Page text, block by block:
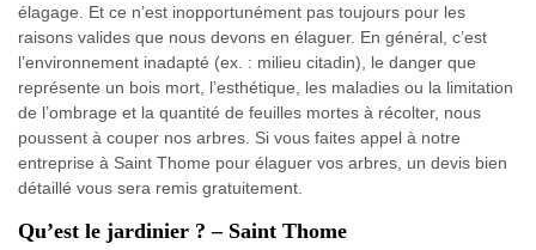
élagage. Et ce n’est inopportunément pas toujours pour les
raisons valides que nous devons en élaguer. En général, c’est
l’environnement inadapté (ex. : milieu citadin), le danger que
représente un bois mort, l’esthétique, les maladies ou la limitation
de l’ombrage et la quantité de feuilles mortes à récolter, nous
poussent à couper nos arbres. Si vous faites appel à notre
entreprise à Saint Thome pour élaguer vos arbres, un devis bien
détaillé vous sera remis gratuitement.
Qu’est le jardinier ? – Saint Thome